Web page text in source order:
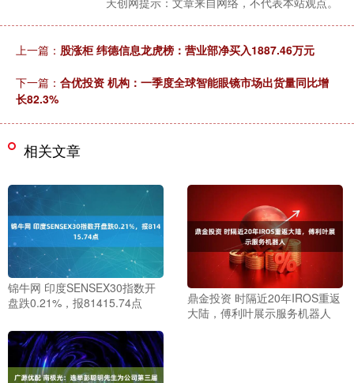
上一篇： 股涨柜 纬德信息龙虎榜：营业部净买入1887.46万元
下一篇： 合优投资 机构：一季度全球智能眼镜市场出货量同比增
长82.3%
相关文章
锦牛网 印度SENSEX30指数开
盘跌0.21%，报81415.74点
鼎金投资 时隔近20年IROS重返
大陆，傅利叶展示服务机器人